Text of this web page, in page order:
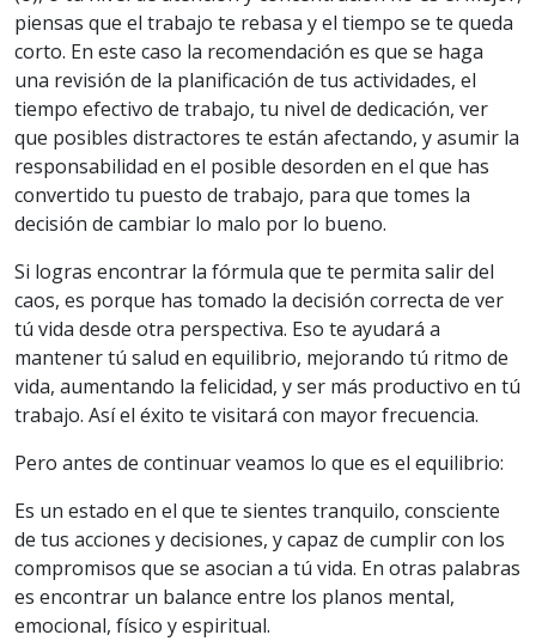
piensas que el trabajo te rebasa y el tiempo se te queda
corto. En este caso la recomendación es que se haga
una revisión de la planificación de tus actividades, el
tiempo efectivo de trabajo, tu nivel de dedicación, ver
que posibles distractores te están afectando, y asumir la
responsabilidad en el posible desorden en el que has
convertido tu puesto de trabajo, para que tomes la
decisión de cambiar lo malo por lo bueno.
Si logras encontrar la fórmula que te permita salir del
caos, es porque has tomado la decisión correcta de ver
tú vida desde otra perspectiva. Eso te ayudará a
mantener tú salud en equilibrio, mejorando tú ritmo de
vida, aumentando la felicidad, y ser más productivo en tú
trabajo. Así el éxito te visitará con mayor frecuencia.
Pero antes de continuar veamos lo que es el equilibrio:
Es un estado en el que te sientes tranquilo, consciente
de tus acciones y decisiones, y capaz de cumplir con los
compromisos que se asocian a tú vida. En otras palabras
es encontrar un balance entre los planos mental,
emocional, físico y espiritual.